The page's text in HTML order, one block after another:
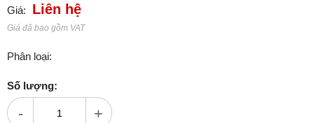
Giá: Liên hệ
Giá đã bao gồm VAT
Phân loại:
Số lượng:
- +